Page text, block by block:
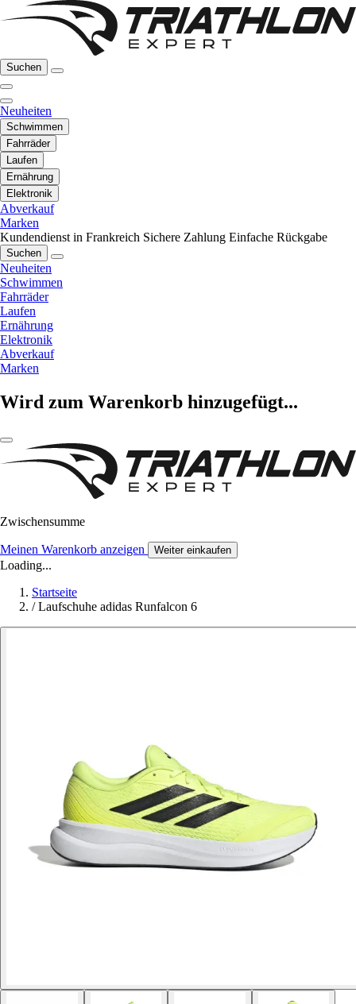
Suchen
Neuheiten
Schwimmen
Fahrräder
Laufen
Ernährung
Elektronik
Abverkauf
Marken
Kundendienst in Frankreich Sichere Zahlung Einfache Rückgabe
Suchen
Neuheiten
Schwimmen
Fahrräder
Laufen
Ernährung
Elektronik
Abverkauf
Marken
Wird zum Warenkorb hinzugefügt...
Zwischensumme
Meinen Warenkorb anzeigen Weiter einkaufen
Loading...
Startseite
/ Laufschuhe adidas Runfalcon 6